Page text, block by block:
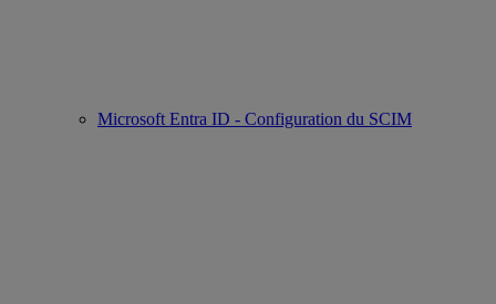
Microsoft Entra ID - Configuration du SCIM